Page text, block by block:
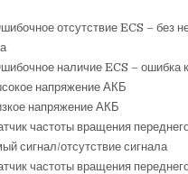
отсутствие ECS – без
наличие ECS – ошибка
напряжение АКБ
напряжение АКБ
частоты вращения
сигнал/отсутствие сигнала
частоты вращения